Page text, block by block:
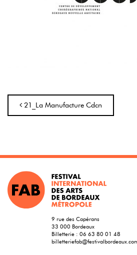
Navigation
21_La Manufacture Cdcn
9 rue des Capérans
33 000 Bordeaux
Billetterie : 06 63 80 01 48